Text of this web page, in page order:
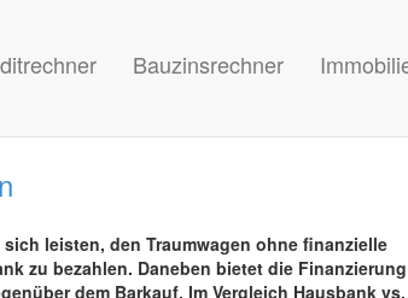
Bauzinsrechner
leisten, den Traumwagen ohne finanzielle
zu bezahlen. Daneben bietet die Finanzierung
dem Barkauf. Im Vergleich Hausbank vs.